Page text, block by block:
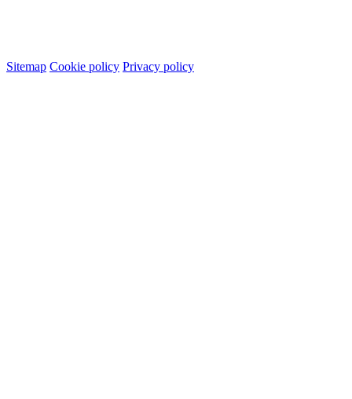
Sitemap Cookie policy Privacy policy